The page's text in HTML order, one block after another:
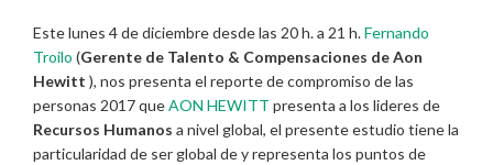
Este lunes 4 de diciembre desde las 20 h. a 21 h.Fernando
Troilo (Gerente de Talento & Compensaciones de Aon
Hewitt ), nos presenta el reporte de compromiso de las
personas 2017 queAON HEWITT presenta a los lideres de
Recursos Humanos a nivel global, el presente estudio tiene la
particularidad de ser global de y representa los puntos de